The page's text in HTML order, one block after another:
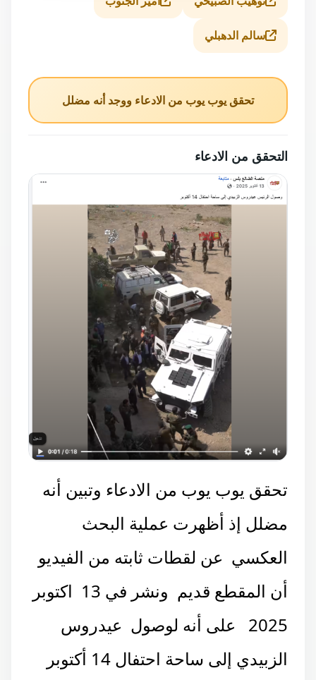
سالم الدهبلي
تحقق يوب يوب من الادعاء ووجد أنه مضلل
التحقق من الادعاء
تحقق يوب يوب من الادعاء وتبين أنه
مضلل إذ أظهرت عملية البحث
العكسي عن لقطات ثابته من الفيديو
أن المقطع قديم ونشر في
اكتوبر
2025
على أنه لوصول عيدروس
الزبيدي إلى ساحة احتفال
أكتوبر